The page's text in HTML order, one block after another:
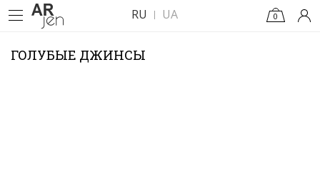
RU UA 0
ГОЛУБЫЕ ДЖИНСЫ